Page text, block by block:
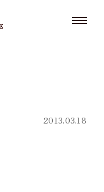
2013.03.18